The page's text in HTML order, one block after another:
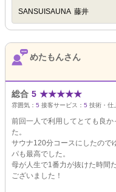
SANSUISAUNA 藤井
めたもんさん
総合 5 ★★★★★
雰囲気： 5 接客サービス： 5 技術・仕
前回一人で利用してとても良
た。
サウナ120分コースにしたので
パも最高でした。
母が人生で1番力が抜けた時間
ございました！